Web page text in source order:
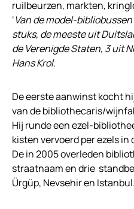
ruilbeurzen, markten,
‘Van de model-
stuks, de meeste uit
de Verenigde Staten, 3 uit
Hans Krol.
De eerste aanwinst kocht
van de bibliothecaris/
Hij runde een ezel-
kisten vervoerd per ezels in
De in 2005 overleden
straatnaam en drie
Ürgüp, Nevsehir en Istanbul.